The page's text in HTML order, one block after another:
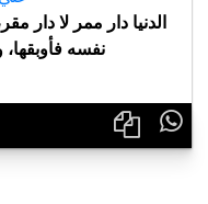
الدنيا دار ممر لا دار
نفسه
